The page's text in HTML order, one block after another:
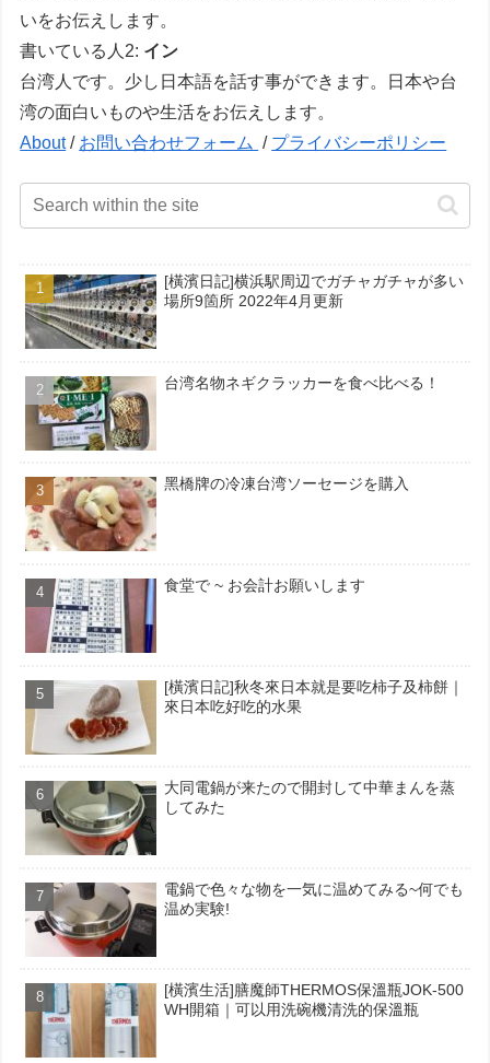
いをお伝えします。
書いている人2: イン
台湾人です。少し日本語を話す事ができます。日本や台
湾の面白いものや生活をお伝えします。
About/ お問い合わせフォーム / プライバシーポリシー
[橫濱日記]横浜駅周辺でガチャガチャが多い
場所9箇所 2022年4月更新
台湾名物ネギクラッカーを食べ比べる！
黑橋牌の冷凍台湾ソーセージを購入
食堂で ~ お会計お願いします
[橫濱日記]秋冬來日本就是要吃柿子及柿餅｜
來日本吃好吃的水果
大同電鍋が来たので開封して中華まんを蒸
してみた
電鍋で色々な物を一気に温めてみる~何でも
温め実験!
[橫濱生活]膳魔師THERMOS保溫瓶JOK-500
WH開箱｜可以用洗碗機清洗的保溫瓶